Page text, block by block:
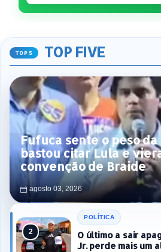
TOP FIVE
Fufuca sente o peso
bastou citar Lula e
convenção de Braide
agosto 03, 2026
POLÍTICA
O último a sair
Jr. perde mais um